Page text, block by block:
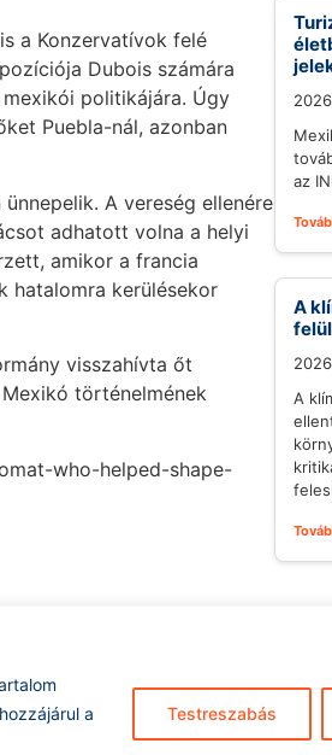
a
Testreszabás
a Konzervatívok felé
Dubois számára
politikájára. Úgy
Puebla-nál, azonban
A vereség ellenére
adhatott volna a helyi
amikor a francia
hatalomra kerülésekor
visszahívta őt
történelmének
who-helped-shape-
az
A
A
Hírarchívum